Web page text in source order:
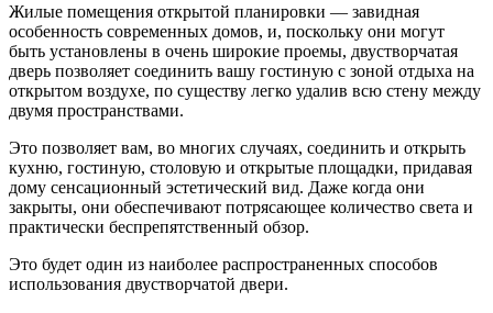
Жилые помещения открытой планировки — завидная
особенность современных домов, и, поскольку они могут
быть установлены в очень широкие проемы, двустворчатая
дверь позволяет соединить вашу гостиную с зоной отдыха на
открытом воздухе, по существу легко удалив всю стену между
двумя пространствами.
Это позволяет вам, во многих случаях, соединить и открыть
кухню, гостиную, столовую и открытые площадки, придавая
дому сенсационный эстетический вид. Даже когда они
закрыты, они обеспечивают потрясающее количество света и
практически беспрепятственный обзор.
Это будет один из наиболее распространенных способов
использования двустворчатой ​​двери.